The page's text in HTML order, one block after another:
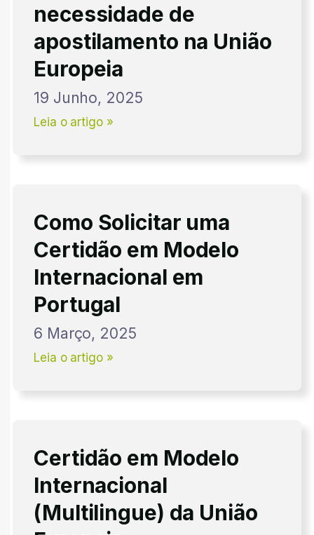
necessidade de
apostilamento na União
Europeia
19 Junho, 2025
Leia o artigo »
Como Solicitar uma
Certidão em Modelo
Internacional em
Portugal
6 Março, 2025
Leia o artigo »
Certidão em Modelo
Internacional
(Multilingue) da União